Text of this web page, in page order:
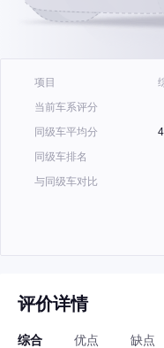
项目
当前车系评分
同级车平均分
同级车排名
与同级车对比
评价详情
综合 优点 缺点